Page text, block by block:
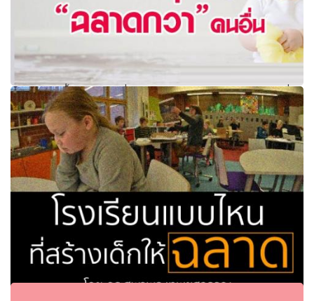
ผลการวิจัยชี้ 7 ลักษณะที่เข้าข่ายว่าลูกคุณ “ฉลาดกว่า”คนอื่น
จากระดับไอคิว หรือความรู้